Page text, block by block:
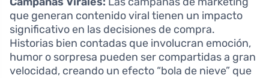
que generan contenido viral tienen un impacto
significativo en las decisiones de compra.
Historias bien contadas que involucran emoción,
humor o sorpresa pueden ser compartidas a gran
velocidad, creando un efecto “bola de nieve” que